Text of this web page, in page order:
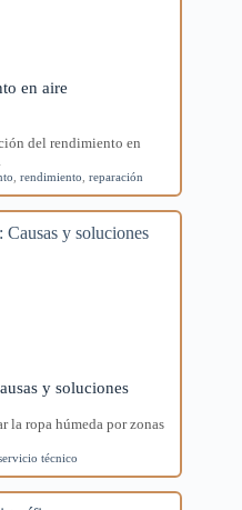
en aire
del rendimiento en
rendimiento reparación
y soluciones
la ropa húmeda por zonas
técnico